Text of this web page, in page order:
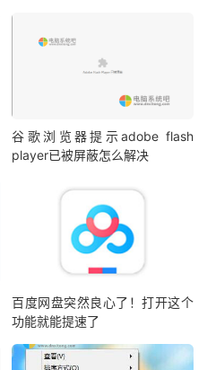
谷歌浏览器提示adobe flash
player已被屏蔽怎么解决
百度网盘突然良心了！打开这个
功能就能提速了